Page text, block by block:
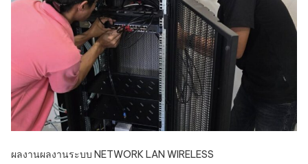
ผลงานผลงานระบบ NETWORK LAN WIRELESS